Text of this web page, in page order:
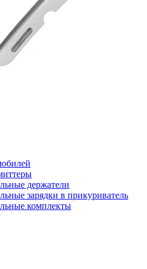
держатели
зарядки в прикуриватель
комплекты